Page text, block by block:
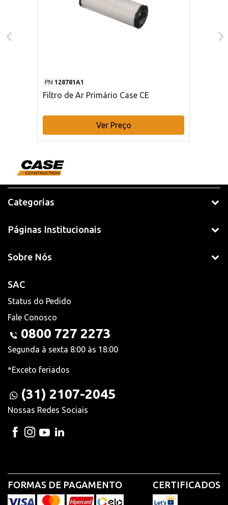
PN 128781A1
Filtro de Ar Primário Case CE
Ver Preço
Categorias
Páginas Institucionais
Sobre Nós
SAC
Status do Pedido
Fale Conosco
0800 727 2273
Segunda à sexta 8:00 às 18:00
*Exceto feriados
(31) 2107-2045
Nossas Redes Sociais
FORMAS DE PAGAMENTO CERTIFICADOS